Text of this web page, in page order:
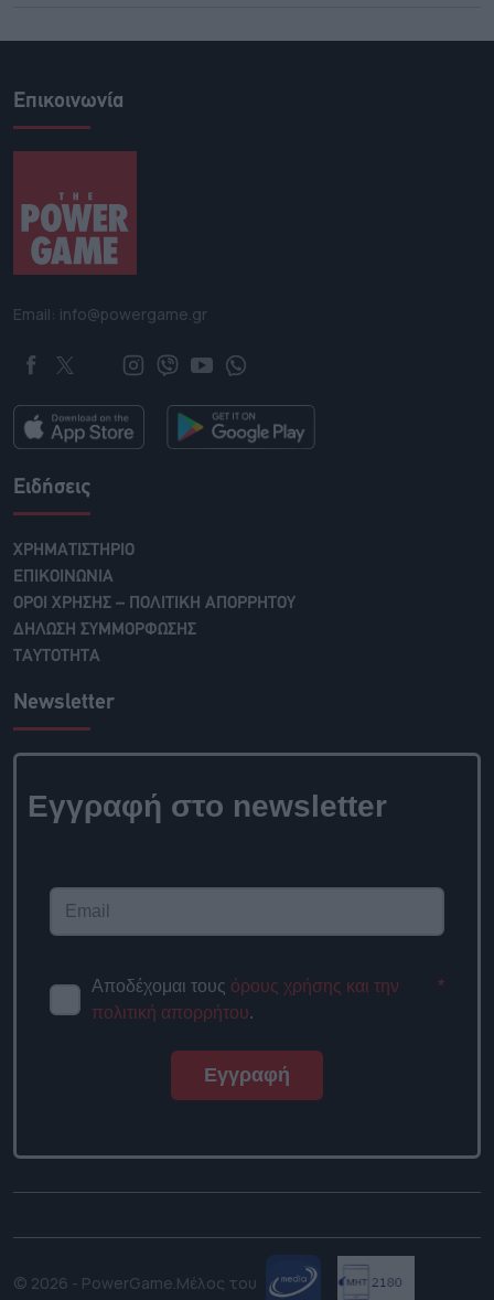
Επικοινωνία
Email: info@powergame.gr
Ειδήσεις
ΧΡΗΜΑΤΙΣΤΗΡΙΟ
ΕΠΙΚΟΙΝΩΝΙΑ
ΟΡΟΙ ΧΡΗΣΗΣ – ΠΟΛΙΤΙΚΗ ΑΠΟΡΡΗΤΟΥ
ΔΗΛΩΣΗ ΣΥΜΜΟΡΦΩΣΗΣ
ΤΑΥΤΟΤΗΤΑ
Newsletter
Εγγραφή στο newsletter
Αποδέχομαι τους όρους χρήσης και την
πολιτική απορρήτου.
*
Εγγραφή
© 2026 - PowerGame. Μέλος του